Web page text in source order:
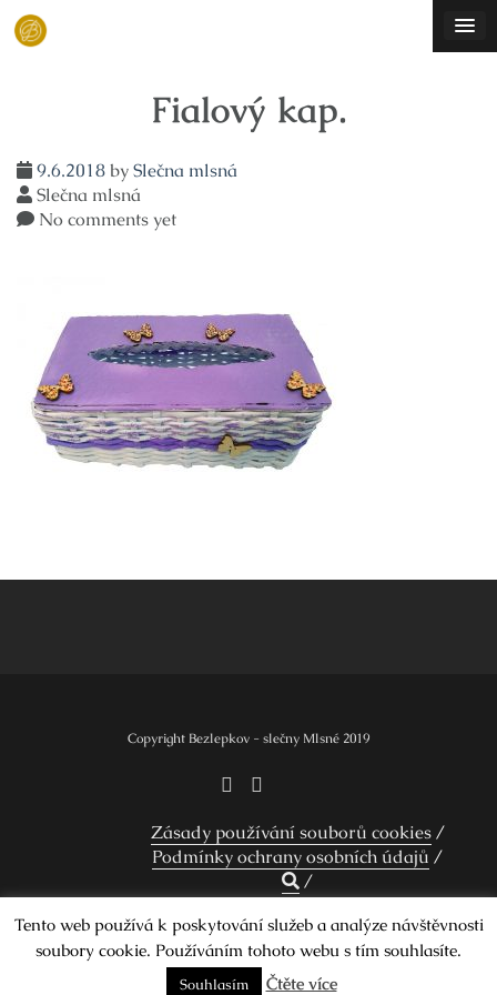
Skip
Fialový kap.
9.6.2018bySlečna mlsná
Slečna mlsná
No comments yet
Copyright Bezlepkov - slečny Mlsné 2019
Zásady používání souborů cookies
Podmínky ochrany osobních údajů
Design by Smartcat
Tento web používá k poskytování služeb a analýze návštěvnosti
soubory cookie. Používáním tohoto webu s tím souhlasíte.
Souhlasím Čtěte více